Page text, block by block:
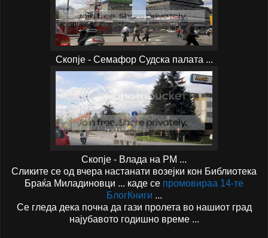
Скопје - Семафор Судска палата ...
Скопје - Влада на РМ ...
Сликите се од вчера настанати возејки кон Библиотека
Браќа Миладиновци ... каде се промовираа 14-те
БлогКниги ...
Се гледа дека почна да гази пролета во нашиот град
најубавото годишно време ...